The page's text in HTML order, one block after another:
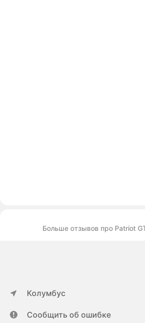
Больше отзывов про Patriot
Колумбус
Сообщить об ошибке